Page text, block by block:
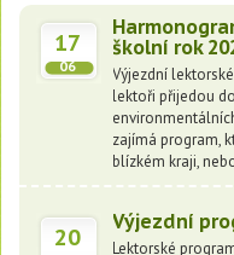
17
06
školní rok
Výjezdní
lektoři přijedou
zajímá program,
blízkém kraji,
20
Výjezdní
Lektorské